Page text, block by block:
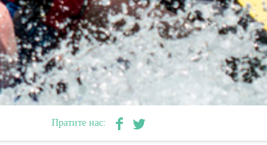
Пратите нас: